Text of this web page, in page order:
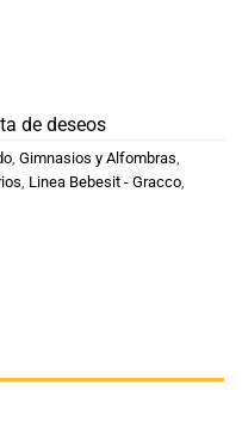
de deseos
, Gimnasios y Alfombras,
, Linea Bebesit - Gracco,